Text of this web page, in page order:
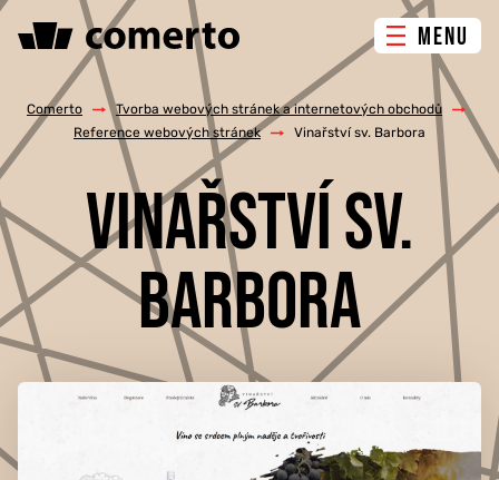
MENU
ONLINE MARKETING
TVORBA WEBU
PORADENSTVÍ & ŠKOLENÍ
REFERENCE
O NÁS
KONTAKTY
Comerto / Tvorba webových stránek a internetových obchodů
/
Reference webových stránek
/ Vinařství sv. Barbora
VINAŘSTVÍ SV.
BARBORA